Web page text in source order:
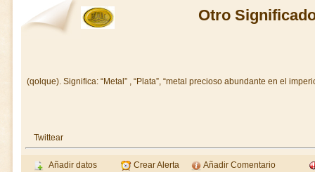
Otro
(qolque). Significa: “Metal” , “Plata”, “metal precioso abundante en el
Twittear
Añadir datos Crear Alerta Añadir Comentario